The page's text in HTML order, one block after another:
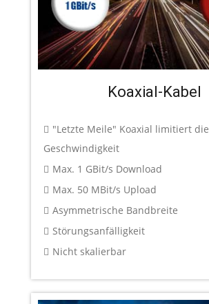
Koaxial-Kabel
"Letzte Meile" Koaxial limitiert die
Geschwindigkeit
Max. 1 GBit/s Download
Max. 50 MBit/s Upload
Asymmetrische Bandbreite
Störungsanfälligkeit
Nicht skalierbar